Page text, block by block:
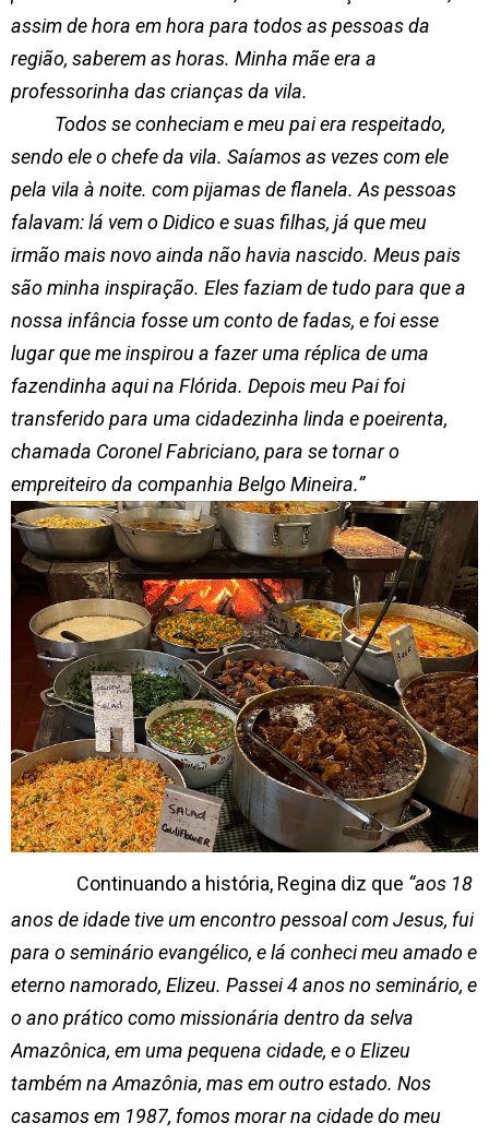
assim de hora em hora para todos as pessoas da
região, saberem as horas. Minha mãe era a
professorinha das crianças da vila.
Todos se conheciam e meu pai era respeitado,
sendo ele o chefe da vila. Saíamos as vezes com ele
pela vila à noite. com pijamas de flanela. As pessoas
falavam: lá vem o Didico e suas filhas, já que meu
irmão mais novo ainda não havia nascido. Meus pais
são minha inspiração. Eles faziam de tudo para que a
nossa infância fosse um conto de fadas, e foi esse
lugar que me inspirou a fazer uma réplica de uma
fazendinha aqui na Flórida. Depois meu Pai foi
transferido para uma cidadezinha linda e poeirenta,
chamada Coronel Fabriciano, para se tornar o
empreiteiro da companhia Belgo Mineira.”
Continuando a história, Regina diz que “aos 18
anos de idade tive um encontro pessoal com Jesus, fui
para o seminário evangélico, e lá conheci meu amado e
eterno namorado, Elizeu. Passei 4 anos no seminário, e
o ano prático como missionária dentro da selva
Amazônica, em uma pequena cidade, e o Elizeu
também na Amazônia, mas em outro estado. Nos
casamos em 1987, fomos morar na cidade do meu